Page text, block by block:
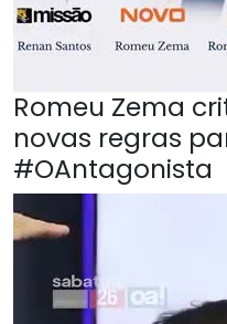
Romeu Zema
novas regras
#OAntagonista